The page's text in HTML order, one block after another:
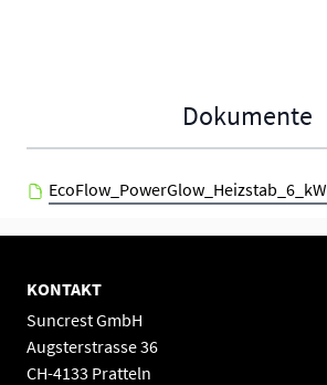
Dokumente
EcoFlow_PowerGlow_Heizstab_6_kW
KONTAKT
Suncrest GmbH
Augsterstrasse 36
CH-4133 Pratteln